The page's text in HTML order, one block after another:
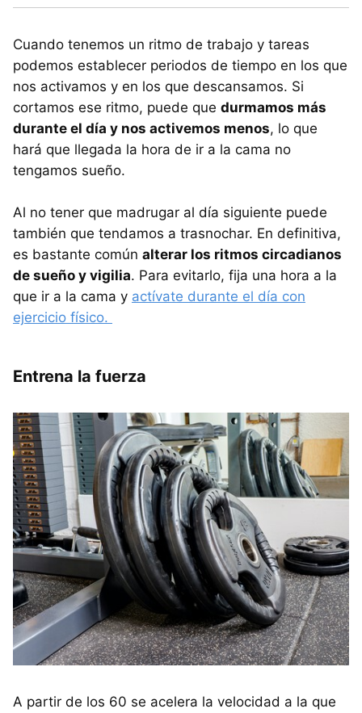
Cuando tenemos un ritmo de trabajo y tareas
podemos establecer periodos de tiempo en los que
nos activamos y en los que descansamos. Si
cortamos ese ritmo, puede que durmamos más
durante el día y nos activemos menos, lo que
hará que llegada la hora de ir a la cama no
tengamos sueño.
Al no tener que madrugar al día siguiente puede
también que tendamos a trasnochar. En definitiva,
es bastante común alterar los ritmos circadianos
de sueño y vigilia. Para evitarlo, fija una hora a la
que ir a la cama y actívate durante el día con
ejercicio físico.
Entrena la fuerza
A partir de los 60 se acelera la velocidad a la que